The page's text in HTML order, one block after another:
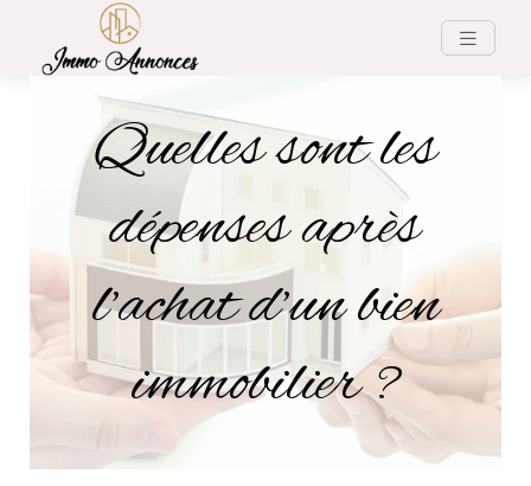
Quelles sont les
dépenses après
l’achat d’un bien
immobilier ?